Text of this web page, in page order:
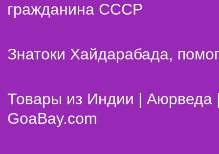
гражданина СССР
Знатоки Хайдарабада,
Товары из Индии | Аюрведа
GoaBay.com